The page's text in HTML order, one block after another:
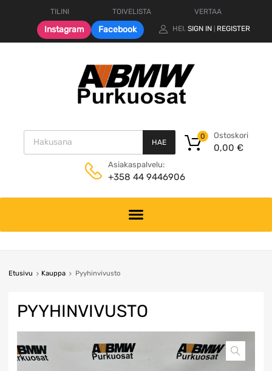
TILINI TOIVELISTA VERTAA
Instagram Facebook HEI. SIGN IN REGISTER
Products search
HAE
Ostoskori
0,00 €
0
Asiakaspalvelu:
+358 44 9446906
content
Etusivu Kauppa Pyyhinvivusto
PYYHINVIVUSTO